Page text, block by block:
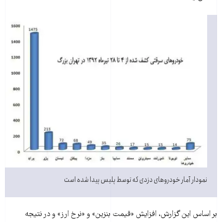
نمودار آمار خودروهای دزدی که توسط پلیس پیدا شده است
بر اساس این گزارش، افزایش «قیمت بنزین» و «نرخ ارز» و در نتیجه